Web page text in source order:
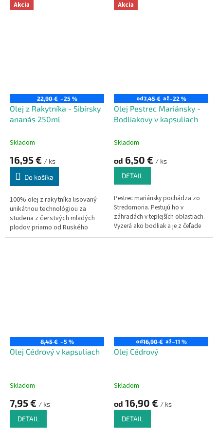
Akcia
22,90 € –25 %
Olej z Rakytníka - Sibírsky
ananás 250ml
Skladom
16,95 € / ks
Do košíka
100% olej z rakytníka lisovaný
unikátnou technológiou za
studena z čerstvých mladých
plodov priamo od Ruského
výrobcu
Akcia
od7,45 € až–22 %
Olej Pestrec Mariánsky -
Bodliakovy v kapsuliach
Skladom
od 6,50 € / ks
DETAIL
Pestrec mariánsky pochádza zo
Stredomoria. Pestujú ho v
záhradách v teplejších oblastiach.
Vyzerá ako bodliak a je z čeľade
astrovitých. Už starí Rimania
rovnakou látkou, znižuje
zápalovosť (dôležité pre ľudí so
zápalom pečene alebo
8,45 € –5 %
Olej Cédrový v kapsuliach
Skladom
7,95 € / ks
DETAIL
od16,90 € až–11 %
Olej Cédrový
Skladom
od 16,90 € / ks
DETAIL